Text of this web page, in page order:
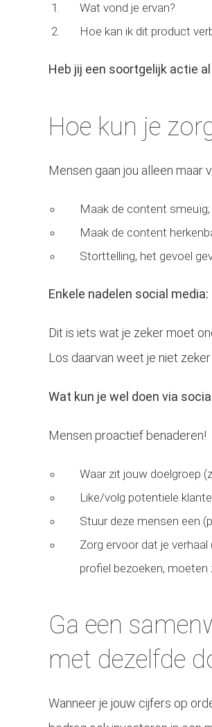
Wat vond je ervan?
Hoe kan ik dit product
Heb jij een soortgelijk actie
Hoe kun je
Mensen gaan jou alleen maar
Maak de content smeuïg;
Maak de content
Storttelling, het gevoel
Enkele nadelen social media:
Dit is iets wat je zeker moet
Los daarvan weet je niet
Wat kun je wel doen via
Mensen proactief benaderen!
Waar zit jouw doelgroep
Like/volg potentiele
Stuur deze mensen een
Zorg ervoor dat je
profiel bezoeken, moeten
Ga een
met dezelfde
Wanneer je jouw cijfers op